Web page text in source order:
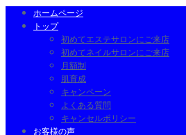
ホームページ
トップ
初めてエステサロンにご来店
初めてネイルサロンにご来店
月額制
肌育成
キャンペーン
よくある質問
キャンセルポリシー
お客様の声